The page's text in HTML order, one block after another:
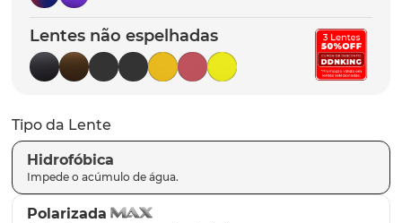
Lentes não espelhadas
Tipo da Lente
Hidrofóbica
Polarizada
7º gasket
8º parafusos
9º latch